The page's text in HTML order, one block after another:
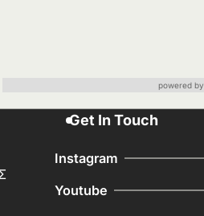
powered by
Get In Touch
Instagram
Youtube